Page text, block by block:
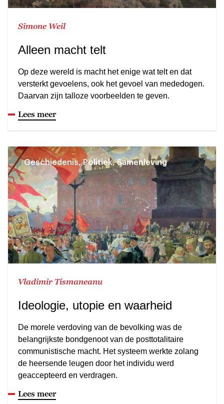
Simone Weil
Alleen macht telt
Op deze wereld is macht het enige wat telt en dat
versterkt gevoelens, ook het gevoel van mededogen.
Daarvan zijn talloze voorbeelden te geven.
Lees meer
Geschiedenis, Politiek, Samenleving
Vladimir Tismaneanu
Ideologie, utopie en waarheid
De morele verdoving van de bevolking was de
belangrijkste bondgenoot van de posttotalitaire
communistische macht. Het systeem werkte zolang
de heersende leugen door het individu werd
geaccepteerd en verdragen.
Lees meer